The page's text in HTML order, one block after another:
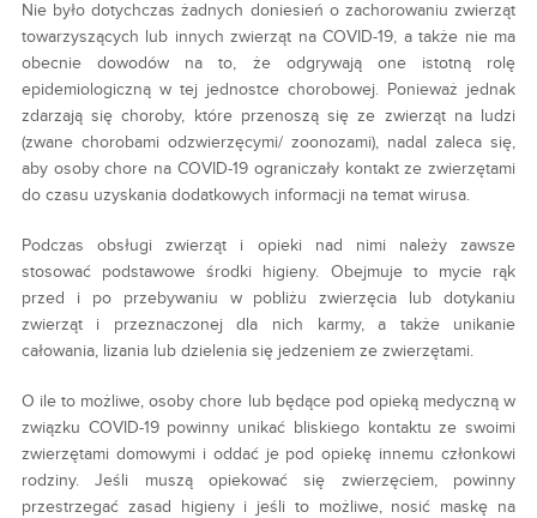
Nie było dotychczas żadnych doniesień o zachorowaniu zwierząt
towarzyszących lub innych zwierząt na COVID-19, a także nie ma
obecnie dowodów na to, że odgrywają one istotną rolę
epidemiologiczną w tej jednostce chorobowej. Ponieważ jednak
zdarzają się choroby, które przenoszą się ze zwierząt na ludzi
(zwane chorobami odzwierzęcymi/ zoonozami), nadal zaleca się,
aby osoby chore na COVID-19 ograniczały kontakt ze zwierzętami
do czasu uzyskania dodatkowych informacji na temat wirusa.
Podczas obsługi zwierząt i opieki nad nimi należy zawsze
stosować podstawowe środki higieny. Obejmuje to mycie rąk
przed i po przebywaniu w pobliżu zwierzęcia lub dotykaniu
zwierząt i przeznaczonej dla nich karmy, a także unikanie
całowania, lizania lub dzielenia się jedzeniem ze zwierzętami.
O ile to możliwe, osoby chore lub będące pod opieką medyczną w
związku COVID-19 powinny unikać bliskiego kontaktu ze swoimi
zwierzętami domowymi i oddać je pod opiekę innemu członkowi
rodziny. Jeśli muszą opiekować się zwierzęciem, powinny
przestrzegać zasad higieny i jeśli to możliwe, nosić maskę na